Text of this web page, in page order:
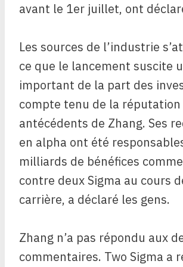
avant le 1er juillet, ont
Les sources de l’industrie
ce que le lancement suscite
important de la part des
compte tenu de la réputation
antécédents de Zhang. Ses
en alpha ont été
milliards de bénéfices
contre deux Sigma au cours
carrière, a déclaré les gens.
Zhang n’a pas répondu aux
commentaires. Two Sigma a